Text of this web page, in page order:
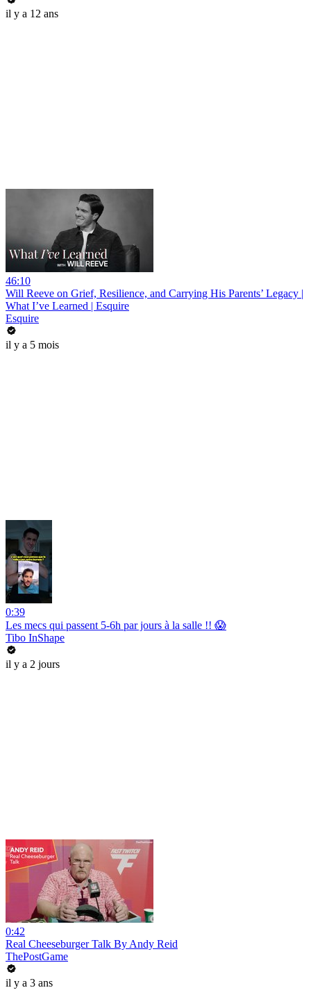
il y a 12 ans
46:10
Will Reeve on Grief, Resilience, and Carrying His Parents’ Legacy |
What I’ve Learned | Esquire
Esquire
il y a 5 mois
0:39
Les mecs qui passent 5-6h par jours à la salle !! 😱
Tibo InShape
il y a 2 jours
0:42
Real Cheeseburger Talk By Andy Reid
ThePostGame
il y a 3 ans